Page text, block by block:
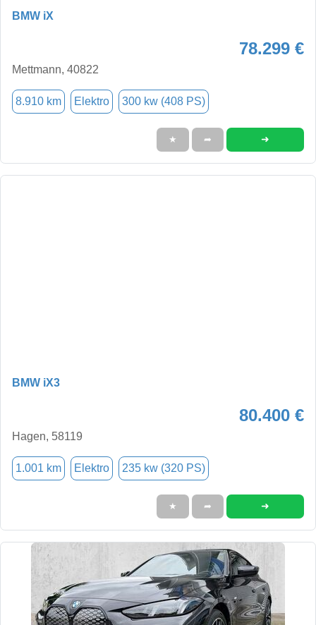
BMW iX
78.299 €
Mettmann, 40822
8.910 km Elektro 300 kw (408 PS)
★ ➦ ➜
BMW iX3
80.400 €
Hagen, 58119
1.001 km Elektro 235 kw (320 PS)
★ ➦ ➜